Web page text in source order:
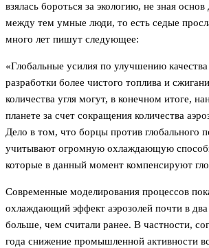
взялась бороться за экологию, не зная
между тем умные люди, то есть седые
много лет пишут следующее:
«Глобальные усилия по улучшению
разработки более чистого топлива и
количества угля могут, в конечном итоге,
планете за счет сокращения количества
Дело в том, что борцы против глобального
учитывают огромную охлаждающую
которые в данный момент компенсируют
Современные моделирования процессов
охлаждающий эффект аэрозолей почти в
больше, чем считали ранее. В частности,
года снижение промышленной активности